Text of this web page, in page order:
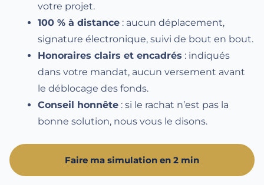
votre projet.
100 % à distance : aucun déplacement,
signature électronique, suivi de bout en bout.
Honoraires clairs et encadrés : indiqués
dans votre mandat, aucun versement avant
le déblocage des fonds.
Conseil honnête : si le rachat n’est pas la
bonne solution, nous vous le disons.
Faire ma simulation en 2 min